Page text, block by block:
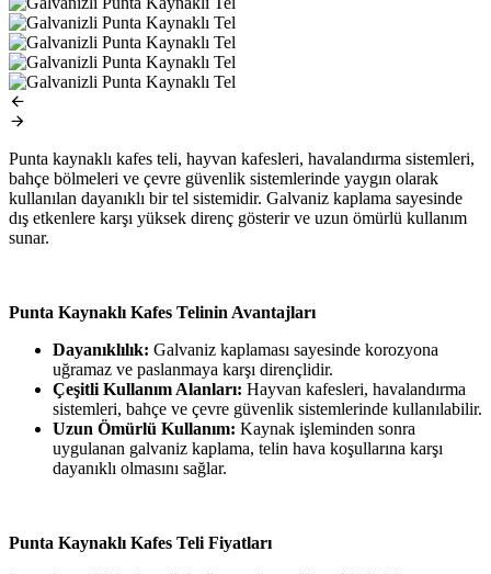
Punta kaynaklı kafes teli, hayvan kafesleri, havalandırma sistemleri,
bahçe bölmeleri ve çevre güvenlik sistemlerinde yaygın olarak
kullanılan dayanıklı bir tel sistemidir. Galvaniz kaplama sayesinde
dış etkenlere karşı yüksek direnç gösterir ve uzun ömürlü kullanım
sunar.
Punta Kaynaklı Kafes Telinin Avantajları
Dayanıklılık: Galvaniz kaplaması sayesinde korozyona
uğramaz ve paslanmaya karşı dirençlidir.
Çeşitli Kullanım Alanları: Hayvan kafesleri, havalandırma
sistemleri, bahçe ve çevre güvenlik sistemlerinde kullanılabilir.
Uzun Ömürlü Kullanım: Kaynak işleminden sonra
uygulanan galvaniz kaplama, telin hava koşullarına karşı
dayanıklı olmasını sağlar.
Punta Kaynaklı Kafes Teli Fiyatları